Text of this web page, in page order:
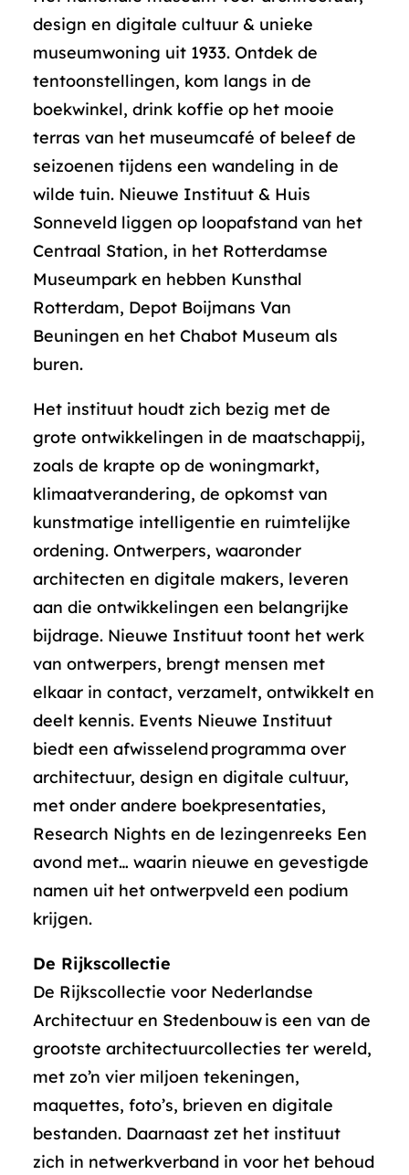
design en digitale cultuur & unieke
museumwoning uit 1933. Ontdek de
tentoonstellingen, kom langs in de
boekwinkel, drink koffie op het mooie
terras van het museumcafé of beleef de
seizoenen tijdens een wandeling in de
wilde tuin. Nieuwe Instituut & Huis
Sonneveld liggen op loopafstand van het
Centraal Station, in het Rotterdamse
Museumpark en hebben Kunsthal
Rotterdam, Depot Boijmans Van
Beuningen en het Chabot Museum als
buren.
Het instituut houdt zich bezig met de
grote ontwikkelingen in de maatschappij,
zoals de krapte op de woningmarkt,
klimaatverandering, de opkomst van
kunstmatige intelligentie en ruimtelijke
ordening. Ontwerpers, waaronder
architecten en digitale makers, leveren
aan die ontwikkelingen een belangrijke
bijdrage. Nieuwe Instituut toont het werk
van ontwerpers, brengt mensen met
elkaar in contact, verzamelt, ontwikkelt en
deelt kennis. Events Nieuwe Instituut
biedt een afwisselend programma over
architectuur, design en digitale cultuur,
met onder andere boekpresentaties,
Research Nights en de lezingenreeks Een
avond met… waarin nieuwe en gevestigde
namen uit het ontwerpveld een podium
krijgen.
De Rijkscollectie
De Rijkscollectie voor Nederlandse
Architectuur en Stedenbouw is een van de
grootste architectuurcollecties ter wereld,
met zo’n vier miljoen tekeningen,
maquettes, foto’s, brieven en digitale
bestanden. Daarnaast zet het instituut
zich in netwerkverband in voor het behoud